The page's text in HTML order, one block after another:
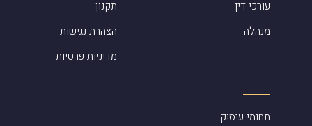
עורכי דין
מנהלה
תקנון
הצהרת נגישות
מדיניות פרטיות
תחומי עיסוק